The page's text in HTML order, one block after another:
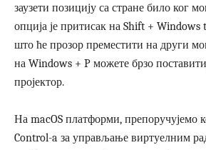
заузети позицију са стране било ког
опција је притисак на Shift + Windows
што ће прозор преместити на други
на Windows + P можете брзо
пројектор.
На macOS платформи, препоручујемо
Control-a за управљање виртуелним